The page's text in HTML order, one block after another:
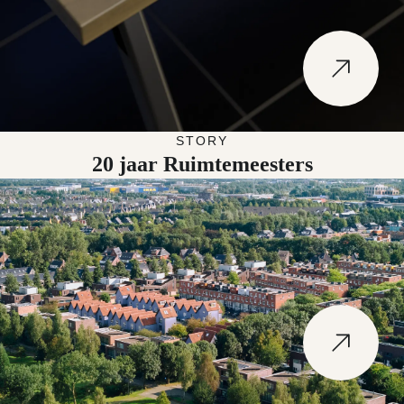
Naar 20 jaar RuimtemeestersSTORY
20 jaar Ruimtemeesters